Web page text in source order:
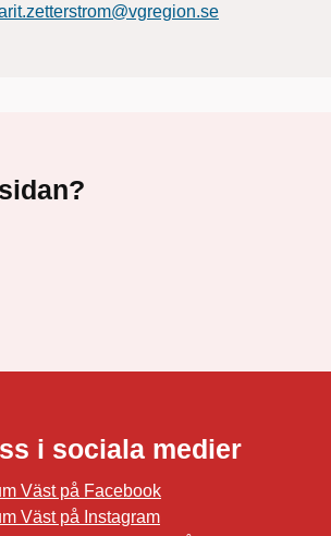
i sociala medier
Väst på Facebook
Väst på Instagram